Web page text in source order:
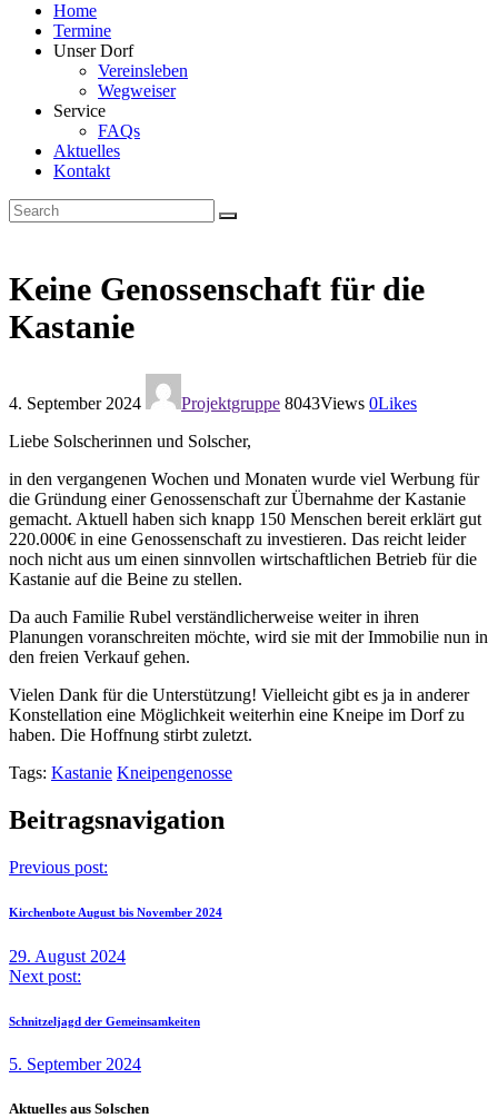
Home
Termine
Unser Dorf
Vereinsleben
Wegweiser
Service
FAQs
Aktuelles
Kontakt
Keine Genossenschaft für die
Kastanie
4. September 2024 Projektgruppe 8043Views 0Likes
Liebe Solscherinnen und Solscher,
in den vergangenen Wochen und Monaten wurde viel Werbung für
die Gründung einer Genossenschaft zur Übernahme der Kastanie
gemacht. Aktuell haben sich knapp 150 Menschen bereit erklärt gut
220.000€ in eine Genossenschaft zu investieren. Das reicht leider
noch nicht aus um einen sinnvollen wirtschaftlichen Betrieb für die
Kastanie auf die Beine zu stellen.
Da auch Familie Rubel verständlicherweise weiter in ihren
Planungen voranschreiten möchte, wird sie mit der Immobilie nun in
den freien Verkauf gehen.
Vielen Dank für die Unterstützung! Vielleicht gibt es ja in anderer
Konstellation eine Möglichkeit weiterhin eine Kneipe im Dorf zu
haben. Die Hoffnung stirbt zuletzt.
Tags: Kastanie Kneipengenosse
Beitragsnavigation
Previous post:
Kirchenbote August bis November 2024
29. August 2024
Next post:
Schnitzeljagd der Gemeinsamkeiten
5. September 2024
Aktuelles aus Solschen